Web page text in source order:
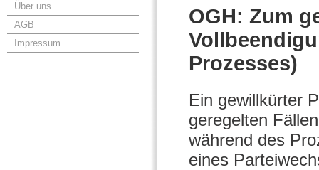
Über uns
AGB
Impressum
OGH: Zum
Prozesses)
Ein gewillkürter
geregelten
während des
eines